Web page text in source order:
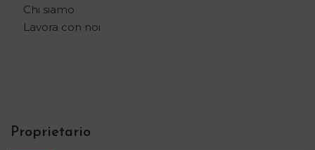
Chi siamo
Lavora con noi
Proprietario